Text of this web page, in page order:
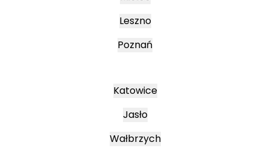
Leszno
Poznań
Katowice
Jasło
Wałbrzych